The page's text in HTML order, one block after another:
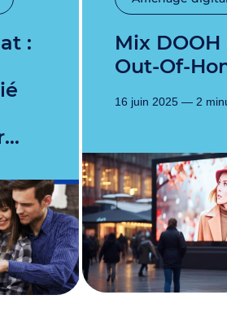
Mix DOOH (Digital
Out-Of-
16 juin 2025 — 2